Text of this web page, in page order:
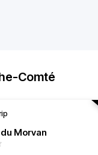
Comté
Morvan